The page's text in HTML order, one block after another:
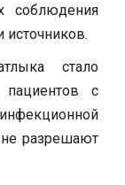
соблюдения
источников.
стало
с
разрешают